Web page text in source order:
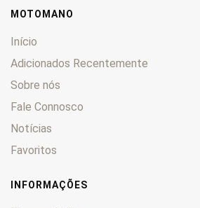
MOTOMANO
Início
Adicionados Recentemente
Sobre nós
Fale Connosco
Notícias
Favoritos
INFORMAÇÕES